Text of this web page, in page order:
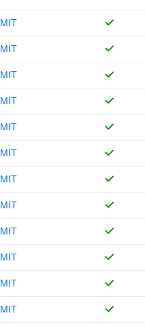
MIT
MIT
MIT
MIT
MIT
MIT
MIT
MIT
MIT
MIT
MIT
MIT